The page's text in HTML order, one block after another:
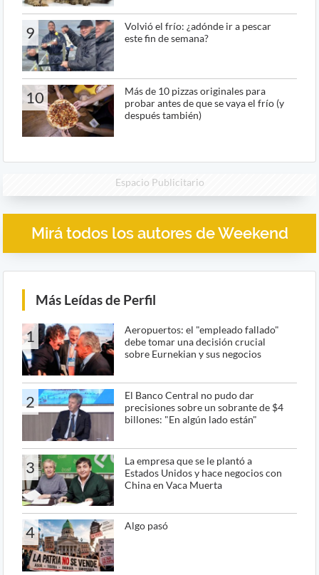
9
Volvió el frío: ¿adónde ir a pescar
este fin de semana?
10
Más de 10 pizzas originales para
probar antes de que se vaya el frío (y
después también)
Espacio Publicitario
Mirá todos los autores de Weekend
Más Leídas de Perfil
1
Aeropuertos: el "empleado fallado"
debe tomar una decisión crucial
sobre Eurnekian y sus negocios
2
El Banco Central no pudo dar
precisiones sobre un sobrante de $4
billones: "En algún lado están"
3
La empresa que se le plantó a
Estados Unidos y hace negocios con
China en Vaca Muerta
4 Algo pasó